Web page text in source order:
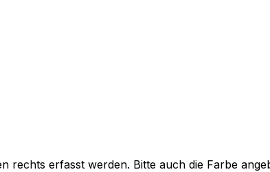
rechts erfasst werden. Bitte auch die Farbe